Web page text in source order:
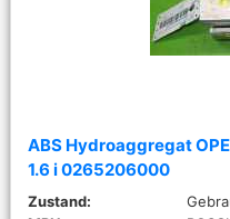
ABS Hydroaggregat
1.6 i 0265206000
Zustand: